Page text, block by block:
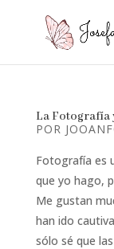
La Fotografía
POR
Fotografía es
que yo hago,
Me gustan
han ido
sólo sé que